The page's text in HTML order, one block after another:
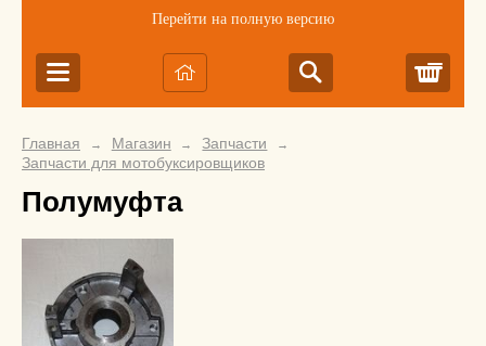
Перейти на полную версию
Главная → Магазин → Запчасти →
Запчасти для мотобуксировщиков
Полумуфта